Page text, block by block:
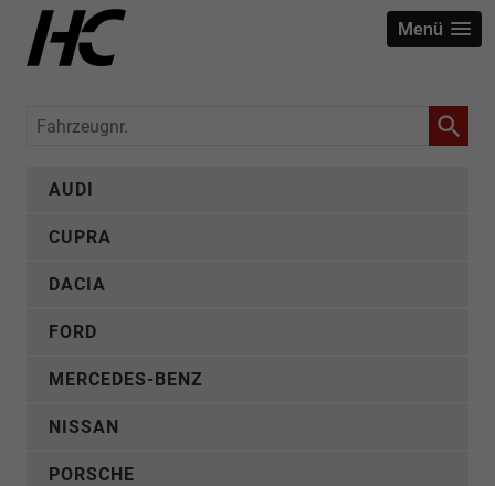
Menü
Fahrzeugnr.
AUDI
CUPRA
DACIA
FORD
MERCEDES-BENZ
NISSAN
PORSCHE